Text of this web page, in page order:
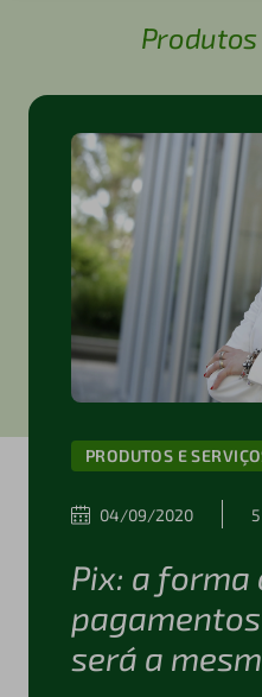
Produtos
PRODUTOS E
04/09/2020
Pix: a forma
será a